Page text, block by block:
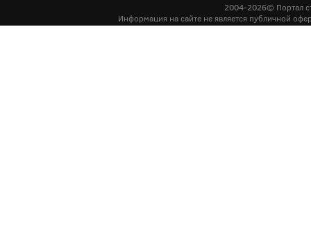
2004-2026© Портал
Информация на сайте не является публичной